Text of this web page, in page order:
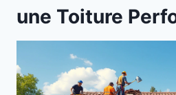
une Toiture